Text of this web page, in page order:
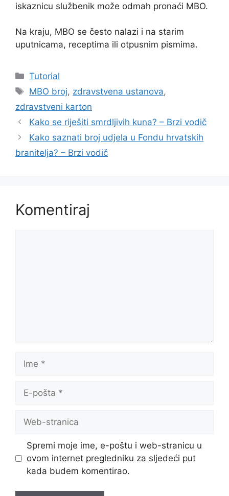
iskaznicu službenik može odmah pronaći MBO.
Na kraju, MBO se često nalazi i na starim
uputnicama, receptima ili otpusnim pismima.
Kategorije
Tutorial
Oznake
MBO broj, zdravstvena ustanova,
zdravstveni karton
Kako se riješiti smrdljivih kuna? – Brzi vodič
Kako saznati broj udjela u Fondu hrvatskih
branitelja? – Brzi vodič
Komentiraj
Ime
pošta
Web-
Spremi moje ime, e-poštu i web-stranicu u
ovom internet pregledniku za sljedeći put
kada budem komentirao.